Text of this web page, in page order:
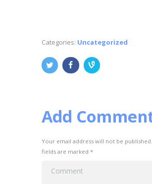
Categories: Uncategorized
Add
Your email address will not be
fields are marked *